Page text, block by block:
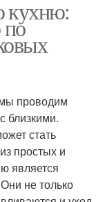
кухню:
по
проводим
близкими.
стать
простых и
является
не только